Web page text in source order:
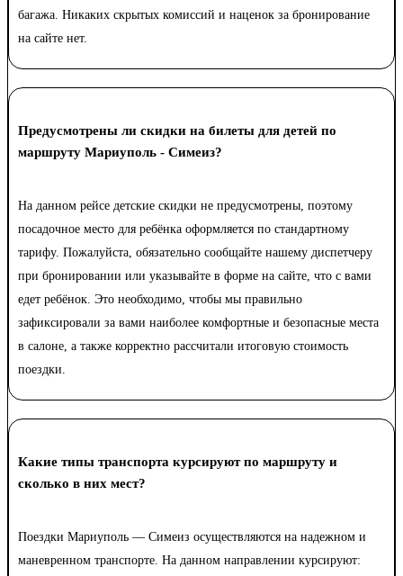
багажа. Никаких скрытых комиссий и наценок за бронирование
на сайте нет.
Предусмотрены ли скидки на билеты для детей по
маршруту Мариуполь - Симеиз?
На данном рейсе детские скидки не предусмотрены, поэтому
посадочное место для ребёнка оформляется по стандартному
тарифу. Пожалуйста, обязательно сообщайте нашему диспетчеру
при бронировании или указывайте в форме на сайте, что с вами
едет ребёнок. Это необходимо, чтобы мы правильно
зафиксировали за вами наиболее комфортные и безопасные места
в салоне, а также корректно рассчитали итоговую стоимость
поездки.
Какие типы транспорта курсируют по маршруту и
сколько в них мест?
Поездки Мариуполь — Симеиз осуществляются на надежном и
маневренном транспорте. На данном направлении курсируют: